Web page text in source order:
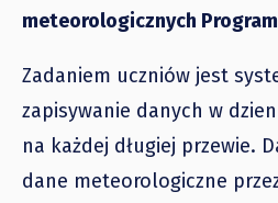
meteorologicznych
Zadaniem uczniów jest
zapisywanie danych w
na każdej długiej przewie.
dane meteorologiczne